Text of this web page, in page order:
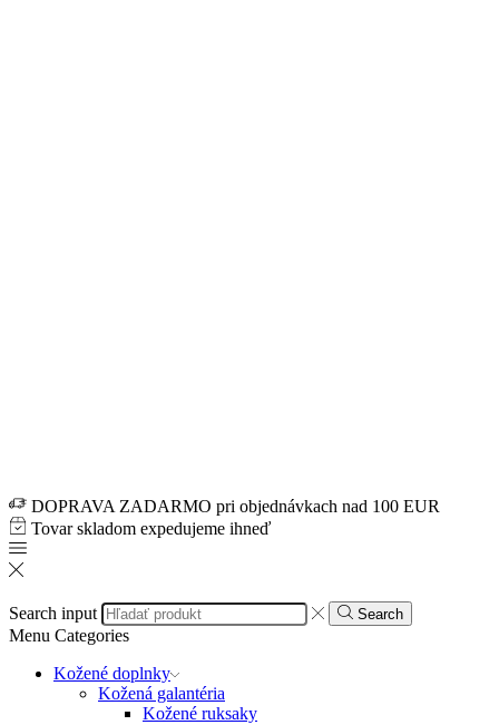
DOPRAVA ZADARMO pri objednávkach nad 100 EUR
Tovar skladom expedujeme ihneď
Search input Search
Menu Categories
Kožené doplnky
Kožená galantéria
Kožené ruksaky